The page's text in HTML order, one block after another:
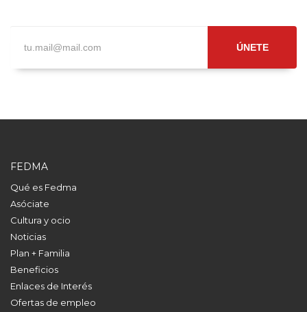
ÚNETE
FEDMA
Qué es Fedma
Asóciate
Cultura y ocio
Noticias
Plan + Familia
Beneficios
Enlaces de Interés
Ofertas de empleo